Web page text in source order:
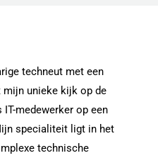
techneut met een
mijn unieke kijk op de
medewerker op een
specialiteit ligt in het
technische